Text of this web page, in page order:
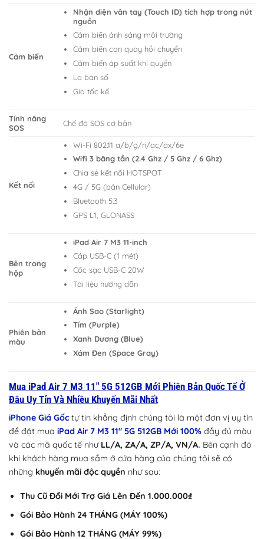
Cảm biến
Nhận diện vân tay (Touch ID) tích hợp trong nút
nguồn
Cảm biến ánh sáng môi trường
Cảm biến con quay hồi chuyển
Cảm biến áp suất khí quyển
La bàn số
Gia tốc kế
Tính năng
SOS
Chế độ SOS cơ bản
Kết nối
Wi-Fi 802.11 a/b/g/n/ac/ax/6e
Wifi 3 băng tần (2.4 Ghz / 5 Ghz / 6 Ghz)
Chia sẻ kết nối HOTSPOT
4G / 5G (bản Cellular)
Bluetooth 5.3
GPS L1, GLONASS
Bên trong
hộp
iPad Air 7 M3 11-inch
Cáp USB-C (1 mét)
Cốc sạc USB-C 20W
Tài liệu hướng dẫn
Phiên bản
màu
Ánh Sao (Starlight)
Tím (Purple)
Xanh Dương (Blue)
Xám Đen (Space Gray)
Mua iPad Air 7 M3 11″ 5G 512GB Mới Phiên Bản Quốc Tế Ở
Đâu Uy Tín Và Nhiều Khuyến Mãi Nhất
iPhone Giá Gốc tự tin khẳng định chúng tôi là một đơn vị uy tín
để đặt mua iPad Air 7 M3 11″ 5G 512GB Mới 100% đầy đủ màu
và các mã quốc tế như LL/A, ZA/A, ZP/A, VN/A. Bên cạnh đó
khi khách hàng mua sắm ở cửa hàng của chúng tôi sẽ có
những khuyến mãi độc quyền như sau:
Thu Cũ Đổi Mới Trợ Giá Lên Đến 1.000.000₫
Gói Bảo Hành 24 THÁNG (MÁY 100%)
Gói Bảo Hành 12 THÁNG (MÁY 99%)